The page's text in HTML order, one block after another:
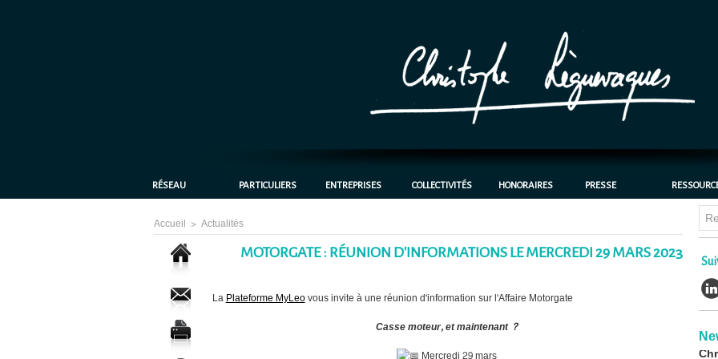
RÉSEAU PARTICULIERS ENTREPRISES COLLECTIVITÉS HONORAIRES PRESSE
Accueil > Actualités
MOTORGATE : RÉUNION D'INFORMATIONS LE MERCREDI 29 MARS 2023
LaPlateforme MyLeovous invite à une réunion d'information sur l'Affaire Motorgate
Casse moteur, et maintenant ?
30/